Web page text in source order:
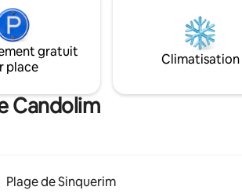
le
des
là
ou une
est
!
choisissiez de vous détendre au
la piscine, de vous promener
tranquillement dans les jardins ou
profiter du sable doré de la plage
chez vous.
gratuit
place
Climatisation
Candolim
Plage de Sinquerim